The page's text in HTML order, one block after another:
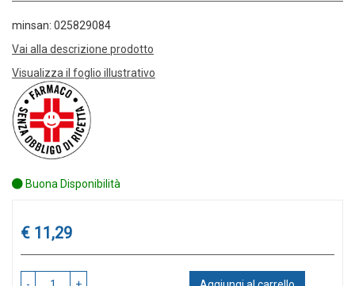
minsan: 025829084
Vai alla descrizione prodotto
Visualizza il foglio illustrativo
Buona Disponibilità
Prezzo
€ 11,29